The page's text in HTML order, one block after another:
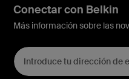
Conectar con Belkin
Más información sobre las